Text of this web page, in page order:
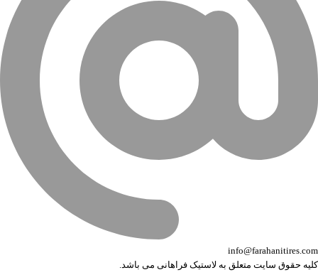
info@farahanitires.com
کلیه حقوق سایت متعلق به لاستیک فراهانی می باشد.